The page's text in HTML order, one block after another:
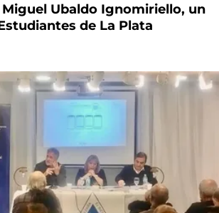
Ubaldo Ignomiriello, un
de La Plata